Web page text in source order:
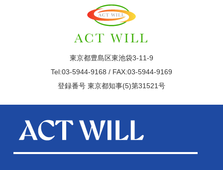
東京都豊島区東池袋3-11-9
Tel:03-5944-9168 / FAX:03-5944-9169
登録番号 東京都知事(5)第31521号